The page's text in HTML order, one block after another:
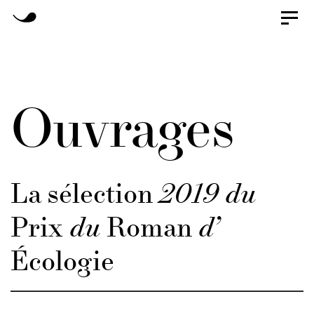
Skip
to
content
Ouvrages
La sélection2019 du
PrixduRomand’
Écologie